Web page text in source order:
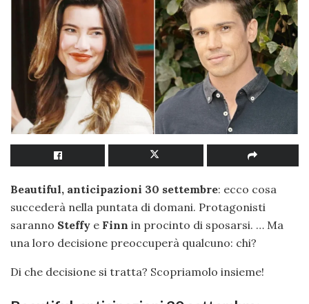
Beautiful, anticipazioni 30 settembre: ecco cosa
succederà nella puntata di domani. Protagonisti
saranno Steffy e Finn in procinto di sposarsi. … Ma
una loro decisione preoccuperà qualcuno: chi?
Di che decisione si tratta? Scopriamolo insieme!